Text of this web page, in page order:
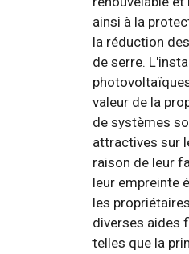
ainsi à la
la réduction
de serre.
valeur de la
de systèmes
attractives sur
raison de leur
leur empreinte
les
diverses aides
telles que la